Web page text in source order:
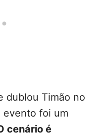
dublou Timão no
evento foi um
cenário é